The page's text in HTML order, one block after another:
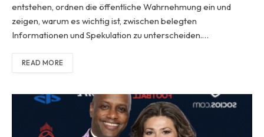
entstehen, ordnen die öffentliche Wahrnehmung ein und
zeigen, warum es wichtig ist, zwischen belegten
Informationen und Spekulation zu unterscheiden.…
READ MORE